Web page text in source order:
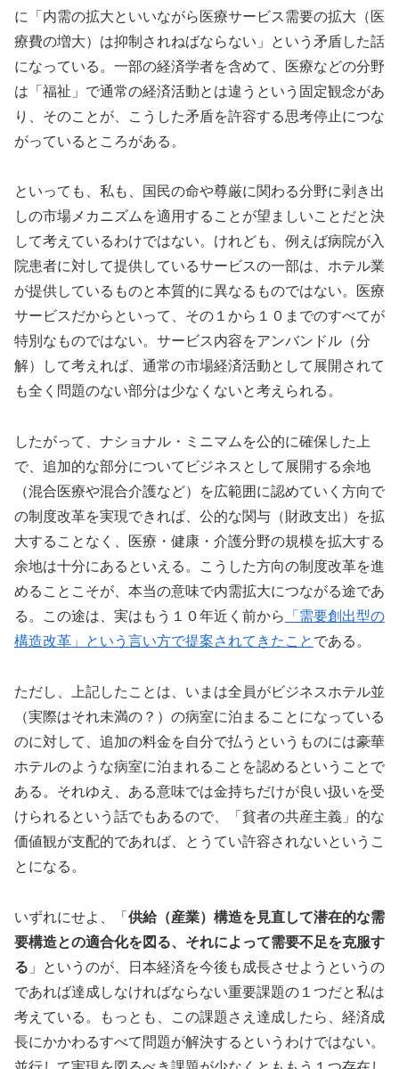
に「内需の拡大といいながら医療サービス需要の拡大（医
療費の増大）は抑制されねばならない」という矛盾した話
になっている。一部の経済学者を含めて、医療などの分野
は「福祉」で通常の経済活動とは違うという固定観念があ
り、そのことが、こうした矛盾を許容する思考停止につな
がっているところがある。
といっても、私も、国民の命や尊厳に関わる分野に剥き出
しの市場メカニズムを適用することが望ましいことだと決
して考えているわけではない。けれども、例えば病院が入
院患者に対して提供しているサービスの一部は、ホテル業
が提供しているものと本質的に異なるものではない。医療
サービスだからといって、その１から１０までのすべてが
特別なものではない。サービス内容をアンバンドル（分
解）して考えれば、通常の市場経済活動として展開されて
も全く問題のない部分は少なくないと考えられる。
したがって、ナショナル・ミニマムを公的に確保した上
で、追加的な部分についてビジネスとして展開する余地
（混合医療や混合介護など）を広範囲に認めていく方向で
の制度改革を実現できれば、公的な関与（財政支出）を拡
大することなく、医療・健康・介護分野の規模を拡大する
余地は十分にあるといえる。こうした方向の制度改革を進
めることこそが、本当の意味で内需拡大につながる途であ
る。この途は、実はもう１０年近く前から
「需要創出型の
構造改革」という言い方で提案されてきたこと である。
ただし、上記したことは、いまは全員がビジネスホテル並
（実際はそれ未満の？）の病室に泊まることになっている
のに対して、追加の料金を自分で払うというものには豪華
ホテルのような病室に泊まれることを認めるということで
ある。それゆえ、ある意味では金持ちだけが良い扱いを受
けられるという話でもあるので、「貧者の共産主義」的な
価値観が支配的であれば、とうてい許容されないというこ
とになる。
いずれにせよ、「 供給（産業）構造を見直して潜在的な需
要構造との適合化を図る、それによって需要不足を克服す
る 」というのが、日本経済を今後も成長させようというの
であれば達成しなければならない重要課題の１つだと私は
考えている。もっとも、この課題さえ達成したら、経済成
長にかかわるすべて問題が解決するというわけではない。